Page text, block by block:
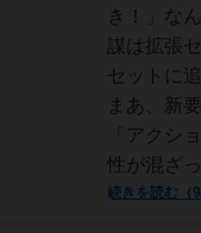
き！」な
謀は拡張
セットに
まあ、新
「アクシ
性が混ざ
続きを読む（9